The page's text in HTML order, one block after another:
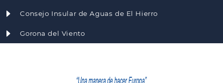
Consejo Insular de Aguas de El Hierro
Gorona del Viento